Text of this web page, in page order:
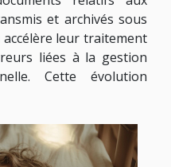
et archivés sous
leur traitement
liées à la gestion
Cette évolution